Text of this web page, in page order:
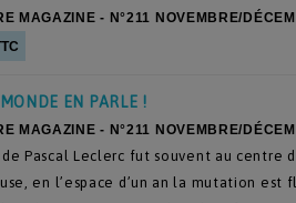
MAGAZINE - N°211 NOVEMBRE/
EN PARLE !
MAGAZINE - N°211 NOVEMBRE/
de Pascal Leclerc fut souvent au centre
en l’espace d’un an la mutation